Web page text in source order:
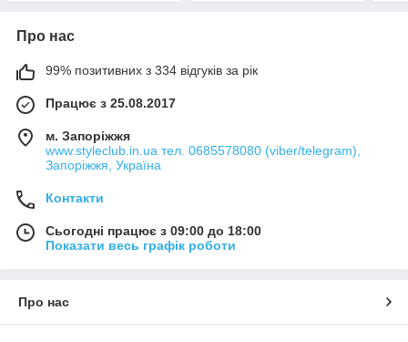
Про нас
99% позитивних з 334 відгуків за рік
Працює з 25.08.2017
м. Запоріжжя
www.styleclub.in.ua тел. 0685578080 (viber/telegram),
Запоріжжя, Україна
Контакти
Сьогодні працює з 09:00 до 18:00
Показати весь графік роботи
Про нас